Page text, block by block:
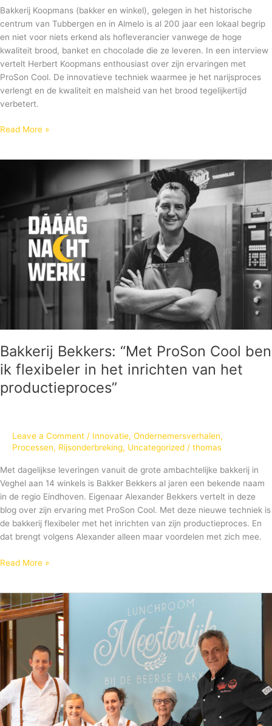
Bakkerij Koopmans (bakker en winkel), gelegen in het historische
centrum van Tubbergen en in Almelo is al 200 jaar een lokaal begrip
en niet voor niets erkend als hofleverancier vanwege de hoge
kwaliteit brood, banket en chocolade die ze leveren. In een interview
vertelt Herbert Koopmans enthousiast over zijn ervaringen met
ProSon Cool. De innovatieve techniek waarmee je het narijsproces
verlengt en de kwaliteit en malsheid van het brood tegelijkertijd
verbetert.
Read More »
Bakkerij Bekkers: “Met ProSon Cool ben
ik flexibeler in het inrichten van het
productieproces”
Leave a Comment / Innovatie, Ondernemersverhalen,
Processen, Rijsonderbreking, Uncategorized / thomas
Met dagelijkse leveringen vanuit de grote ambachtelijke bakkerij in
Veghel aan 14 winkels is Bakker Bekkers al jaren een bekende naam
in de regio Eindhoven. Eigenaar Alexander Bekkers vertelt in deze
blog over zijn ervaring met ProSon Cool. Met deze nieuwe techniek is
de bakkerij flexibeler met het inrichten van zijn productieproces. En
dat brengt volgens Alexander alleen maar voordelen met zich mee.
ProSon
Cool
ben
flexibeler
inrichten
Read More »
Meer
beleving
door
een
nieuwe
lunchroom